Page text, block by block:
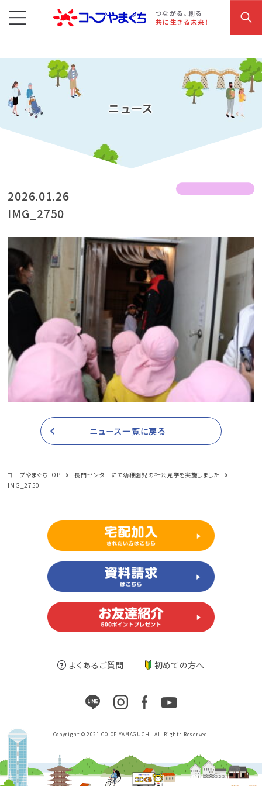
つながる、創る
共に生きる未来！
コープやまぐち お買い物・サービス こだわり商品 参加・イベント情報
ニュース
2026.01.26
IMG_2750
ニュース一覧に戻る
コープやまぐちTOP
長門センターにて幼稚園児の社会見学を実施しました
IMG_2750
よくあるご質問 初めての方へ
Copyright © 2021 CO-OP YAMAGUCHI. All Rights Reserved.